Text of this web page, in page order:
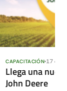
CAPACITACIÓN 17 de
Llega una
John Deere